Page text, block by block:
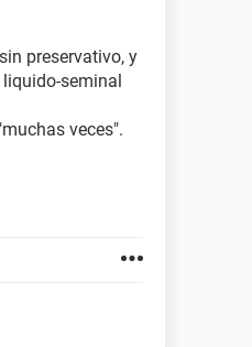
preservativo, y
seminal
veces".